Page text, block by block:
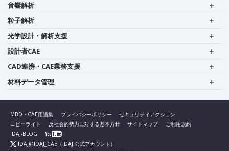
音響解析
粒子解析
光学設計・解析支援
設計者CAE
CAD連携・CAE業務支援
材料データ管理
MBD・CAE用語集 プライバシーポリシー
セキュリティアクション
コピーライト
反社会的勢力に対する基本方針 サイトマップ
ご利用規約
IDAJ-BLOG
IDAJ@IDAJ_CAE （IDAJ 公式アカウント）